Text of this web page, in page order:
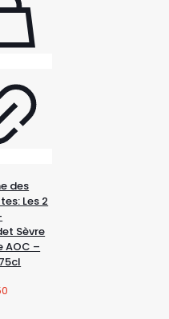
des
Les 2
Sèvre
AOC –